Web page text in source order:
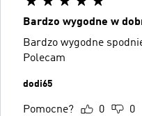
Bardzo wygodne w
Bardzo wygodne
Polecam
dodi65
Pomocne? 0 0